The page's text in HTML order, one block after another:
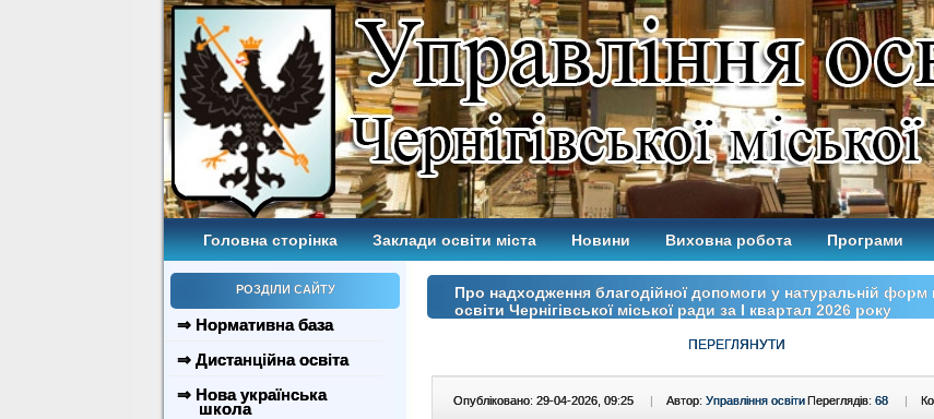
Головна сторінка Заклади освіти міста Новини Виховна робота Програми
РОЗДІЛИ САЙТУ
⇒ Нормативна база
⇒ Дистанційна освіта
⇒ Нова українська
школа
Про надходження благодійної допомоги у натуральній форм
освіти Чернігівської міської ради за І квартал 2026 року
ПЕРЕГЛЯНУТИ
Опубліковано: 29-04-2026, 09:25 | Автор: Управління освітиПереглядів: 68 |